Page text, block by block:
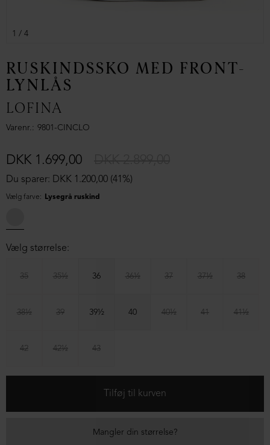
1 / 4
RUSKINDSSKO MED FRONT-
LYNLÅS
LOFINA
Varenr. 9801-CINCLO
Du sparer: DKK 1.200,00 (41%)
DKK 1.699,00
Vælg farve: Lysegrå ruskind
Vælg størrelse:
35 35½ 36 36½ 37 37½ 38
38½ 39 39½ 40 40½ 41 41½
42 42½ 43
Mangler din størrelse?